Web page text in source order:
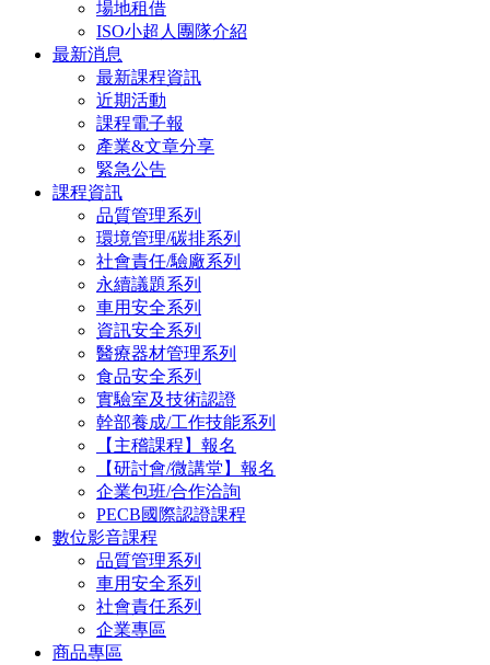
場地租借
ISO小超人團隊介紹
最新消息
最新課程資訊
近期活動
課程電子報
產業&文章分享
緊急公告
課程資訊
品質管理系列
環境管理/碳排系列
社會責任/驗廠系列
永續議題系列
車用安全系列
資訊安全系列
醫療器材管理系列
食品安全系列
實驗室及技術認證
幹部養成/工作技能系列
【主稽課程】報名
【研討會/微講堂】報名
企業包班/合作洽詢
PECB國際認證課程
數位影音課程
品質管理系列
車用安全系列
社會責任系列
企業專區
商品專區